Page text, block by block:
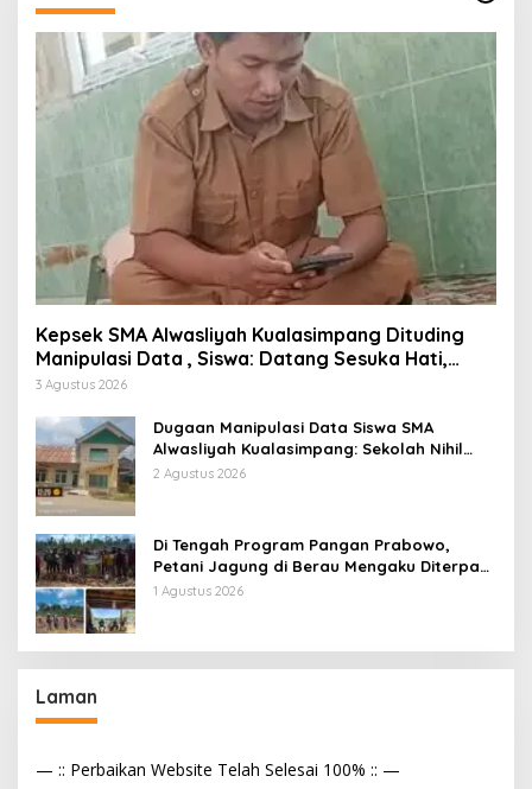
Kepsek SMA Alwasliyah Kualasimpang Dituding
Manipulasi Data , Siswa: Datang Sesuka Hati,
Dana MBG Disalurkan ke Guru & Pesantren
3 Agustus 2026
Dugaan Manipulasi Data Siswa SMA
Alwasliyah Kualasimpang: Sekolah Nihil
Murid Tapi Terima Dana BOS & Paket
2 Agustus 2026
Di Tengah Program Pangan Prabowo,
Petani Jagung di Berau Mengaku Diterpa
Tekanan Aparat
1 Agustus 2026
Laman
— :: Perbaikan Website Telah Selesai 100% :: —